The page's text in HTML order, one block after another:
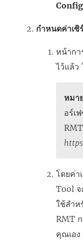
กำหนดค่าเซิ
หน้ากา
ไว้แล้ว
หมา
อร์เ
โดยค่า
Tool
ใช้สำห
RMT
คุณเอ